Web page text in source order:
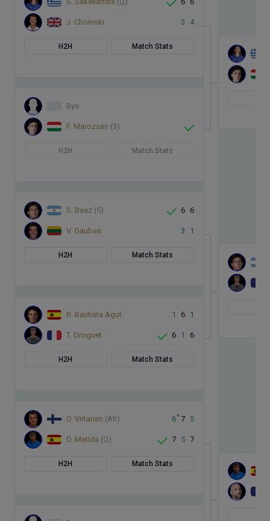
J. Choinski 3 4
H2H Match Stats
Bye
F. Marozsan (3)
H2H Match Stats
S. Baez (5) 6 6
V. Gaubas 3 1
H2H Match Stats
R. Bautista Agut 1 6 1
T. Droguet 6 1 6
H2H Match Stats
O. Virtanen (Alt) 64 7 5
D. Merida (Q) 7 5 7
H2H Match Stats